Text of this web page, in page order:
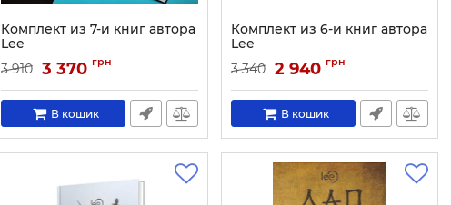
Комплект из 7-и книг автора
Lee
Артикул: 4205
3 910 3 370 грн
В кошик
Комплект из 6-и книг автора
Lee
Артикул: 4219
3 340 2 940 грн
В кошик